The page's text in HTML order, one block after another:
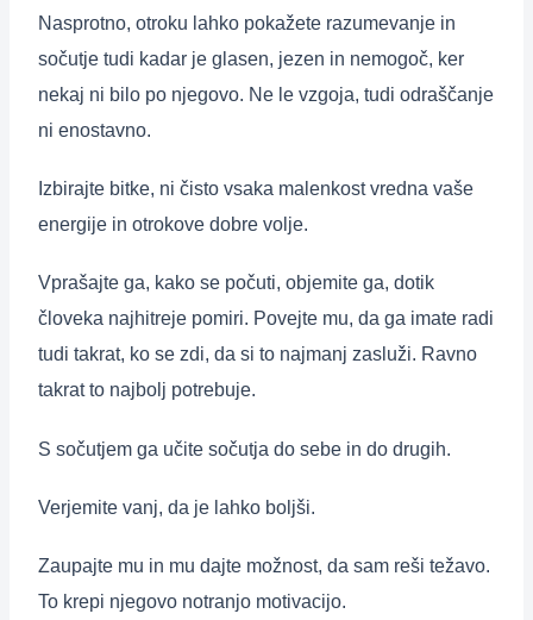
Nasprotno, otroku lahko pokažete razumevanje in
sočutje tudi kadar je glasen, jezen in nemogoč, ker
nekaj ni bilo po njegovo. Ne le vzgoja, tudi odraščanje
ni enostavno.
Izbirajte bitke, ni čisto vsaka malenkost vredna vaše
energije in otrokove dobre volje.
Vprašajte ga, kako se počuti, objemite ga, dotik
človeka najhitreje pomiri. Povejte mu, da ga imate radi
tudi takrat, ko se zdi, da si to najmanj zasluži. Ravno
takrat to najbolj potrebuje.
S sočutjem ga učite sočutja do sebe in do drugih.
Verjemite vanj, da je lahko boljši.
Zaupajte mu in mu dajte možnost, da sam reši težavo.
To krepi njegovo notranjo motivacijo.